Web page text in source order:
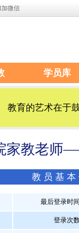
加微信
学员库
教育的艺术在于
家教老师
教员基本
最后登录时
登录次